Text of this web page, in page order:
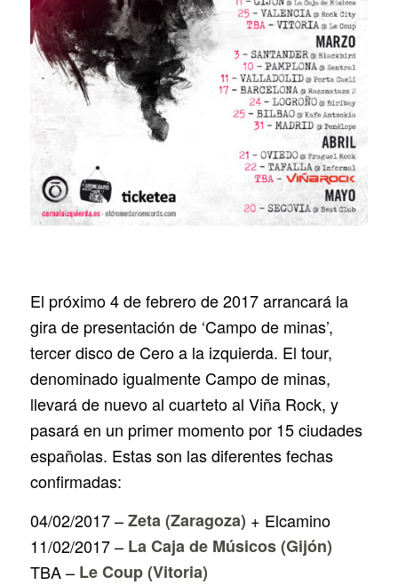
El próximo 4 de febrero de 2017 arrancará la
gira de presentación de ‘Campo de minas’,
tercer disco de Cero a la izquierda. El tour,
denominado igualmente Campo de minas,
llevará de nuevo al cuarteto al Viña Rock, y
pasará en un primer momento por 15 ciudades
españolas. Estas son las diferentes fechas
confirmadas:
04/02/2017 –Zeta (Zaragoza) + Elcamino
11/02/2017 – La Caja de Músicos (Gijón)
TBA – Le Coup (Vitoria)